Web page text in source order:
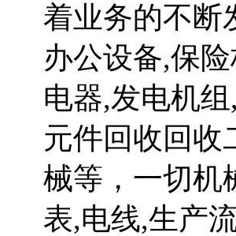
着业务的不断
办公设备,保
电器,发电机
元件回收回收
械等，一切机
表,电线,生产